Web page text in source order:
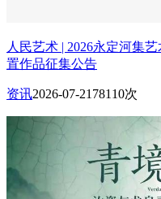
人民艺术 | 2026永定河集
置作品征集公告
资讯2026-07-21 78110次